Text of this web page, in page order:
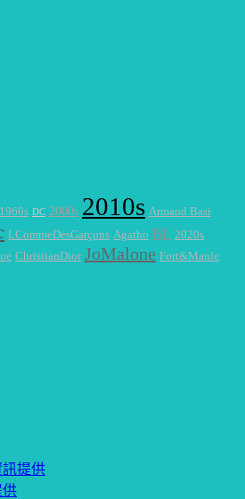
1960s DC 2000s 2010s Armand Basi
LCommeDesGarçons Agatho BL 2020s
ChristianDior JoMalone Fort&Manle
提供
供